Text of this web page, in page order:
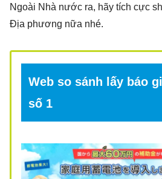
Ngoài Nhà nước ra, hãy tích cực
Địa phương nữa nhé.
Web so sánh lấy báo
số 1